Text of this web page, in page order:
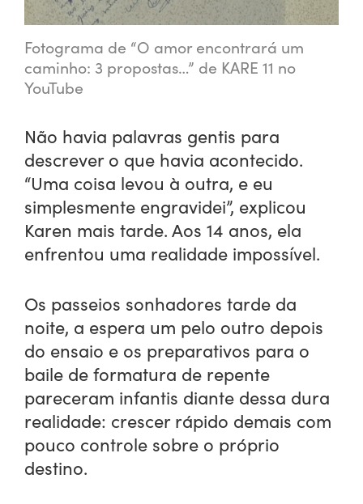
Fotograma de “O amor encontrará um
caminho: 3 propostas…” de KARE 11 no
YouTube
Não havia palavras gentis para
descrever o que havia acontecido.
“Uma coisa levou à outra, e eu
simplesmente engravidei”, explicou
Karen mais tarde. Aos 14 anos, ela
enfrentou uma realidade impossível.
Os passeios sonhadores tarde da
noite, a espera um pelo outro depois
do ensaio e os preparativos para o
baile de formatura de repente
pareceram infantis diante dessa dura
realidade: crescer rápido demais com
pouco controle sobre o próprio
destino.